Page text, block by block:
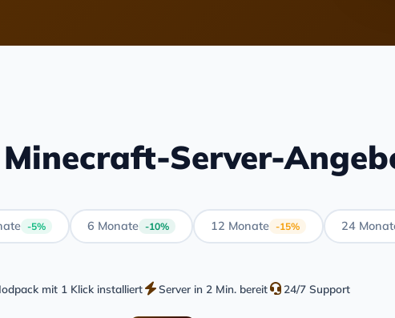
Minecraft-Server-
-5% 6 Monate -10% 12 Monate -15% 24
mit 1 Klick installiert Server in 2 Min. bereit 24/7 Support